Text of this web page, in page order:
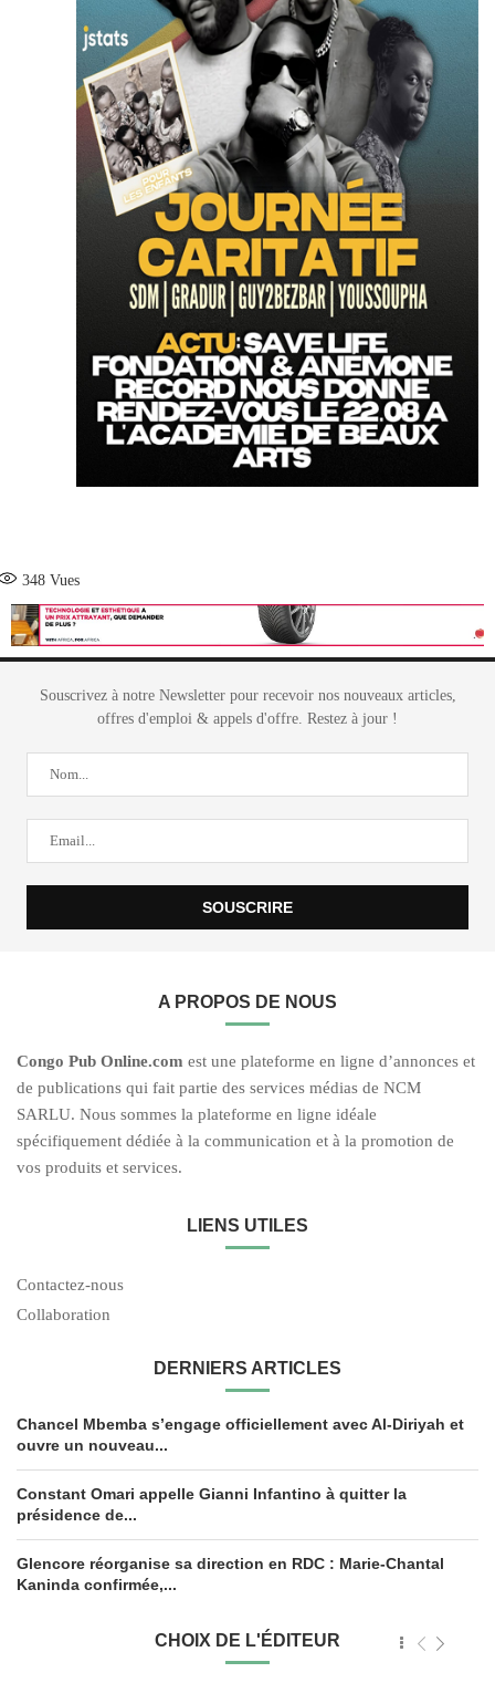
348 Vues
Souscrivez à notre Newsletter pour recevoir nos nouveaux articles,
offres d'emploi & appels d'offre. Restez à jour !
A PROPOS DE NOUS
Congo Pub Online.com est une plateforme en ligne d’annonces et
de publications qui fait partie des services médias de NCM
SARLU. Nous sommes la plateforme en ligne idéale
spécifiquement dédiée à la communication et à la promotion de
vos produits et services.
LIENS UTILES
Contactez-nous
Collaboration
DERNIERS ARTICLES
Chancel Mbemba s’engage officiellement avec Al-Diriyah et
ouvre un nouveau...
Constant Omari appelle Gianni Infantino à quitter la
présidence de...
Glencore réorganise sa direction en RDC : Marie-Chantal
Kaninda confirmée,...
CHOIX DE L'ÉDITEUR